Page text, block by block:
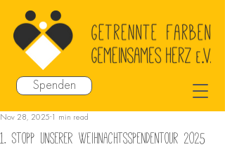
Spenden
1. Stopp unserer Weihnachtsspendentour 2025
Nov 28, 2025 1 min read